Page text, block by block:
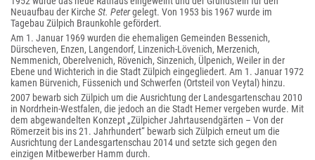
Neuaufbau der Kirche St. Petergelegt. Von 1953 bis 1967 wurde im
Tagebau Zülpich Braunkohle gefördert.
Am 1. Januar 1969 wurden die ehemaligen Gemeinden Bessenich,
Dürscheven, Enzen, Langendorf, Linzenich-Lövenich, Merzenich,
Nemmenich, Oberelvenich, Rövenich, Sinzenich, Ülpenich, Weiler in der
Ebene und Wichterich in die Stadt Zülpich eingegliedert. Am 1. Januar 1972
kamen Bürvenich, Füssenich und Schwerfen (Ortsteil von Veytal) hinzu.
2007 bewarb sich Zülpich um die Ausrichtung der Landesgartenschau 2010
in Nordrhein-Westfalen, die jedoch an die Stadt Hemer vergeben wurde. Mit
dem abgewandelten Konzept „Zülpicher Jahrtausendgärten – Von der
Römerzeit bis ins 21. Jahrhundert“ bewarb sich Zülpich erneut um die
Ausrichtung der Landesgartenschau 2014 und setzte sich gegen den
einzigen Mitbewerber Hamm durch.